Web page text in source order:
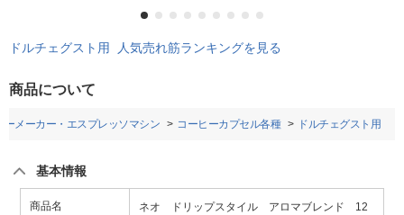
ドルチェグスト用 人気売れ筋ランキングを見る
商品について
ーメーカー・エスプレッソマシン コーヒーカプセル各種 ドルチェグスト用
基本情報
商品名
ネオ ドリップスタイル アロマブレンド 12